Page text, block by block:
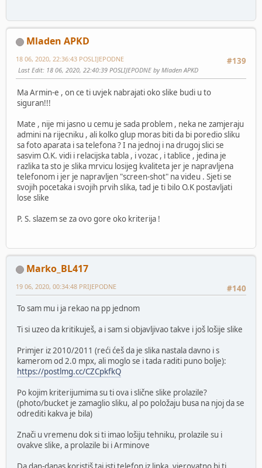
Mladen APKD
#139
18 06, 2020, 22:36:43 POSLIJEPODNE
Last Edit: 18 06, 2020, 22:40:39 POSLIJEPODNE by Mladen APKD
Ma Armin-e , on ce ti uvjek nabrajati oko slike budi u to
siguran!!!
Mate , nije mi jasno u cemu je sada problem , neka ne zamjeraju
admini na rijecniku , ali kolko glup moras biti da bi poredio sliku
sa foto aparata i sa telefona ? I na jednoj i na drugoj slici se
sasvim O.K. vidi i relacijska tabla , i vozac , i tablice , jedina je
razlika ta sto je slika mrvicu losijeg kvaliteta jer je napravljena
telefonom i jer je napravljen "screen-shot" na videu . Sjeti se
svojih pocetaka i svojih prvih slika, tad je ti bilo O.K postavljati
lose slike
P. S. slazem se za ovo gore oko kriterija !
Marko_BL417
#140
19 06, 2020, 00:34:48 PRIJEPODNE
To sam mu i ja rekao na pp jednom
Ti si uzeo da kritikuješ, a i sam si objavljivao takve i još lošije slike
Primjer iz 2010/2011 (reći ćeš da je slika nastala davno i s
kamerom od 2.0 mpx, ali moglo se i tada raditi puno bolje):
https://postlmg.cc/CZCpkfkQ
Po kojim kriterijumima su ti ova i slične slike prolazile?
(photo/bucket je zamaglio sliku, al po položaju busa na njoj da se
odrediti kakva je bila)
Znači u vremenu dok si ti imao lošiju tehniku, prolazile su i
ovakve slike, a prolazile bi i Arminove